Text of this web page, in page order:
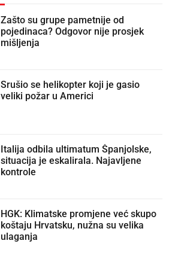
Zašto su grupe pametnije od
pojedinaca? Odgovor nije prosjek
mišljenja
Srušio se helikopter koji je gasio
veliki požar u Americi
Italija odbila ultimatum Španjolske,
situacija je eskalirala. Najavljene
kontrole
HGK: Klimatske promjene već skupo
koštaju Hrvatsku, nužna su velika
ulaganja